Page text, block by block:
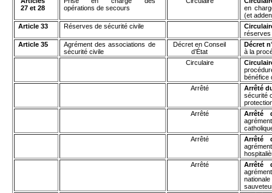
27 et 28
opérations de secours
en
(et
Article 33
Réserves de sécurité civile
réserves
Article 35
Agrément des associations de
sécurité civile
Décret en Conseil
d’État
Décret
à la
Circulaire
bénéfice
Arrêté
Arrêté
sécurité
Arrêté
Arrêté
Arrêté
Arrêté
Arrêté
Arrêté